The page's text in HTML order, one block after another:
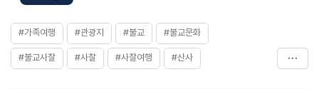
#가족여행 #관광지 #불교 #불교문화
#불교사찰 #사찰 #사찰여행 #산사